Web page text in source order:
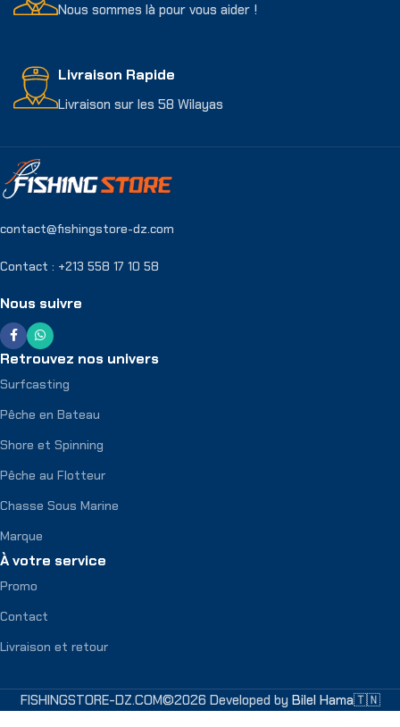
Nous sommes là pour vous aider !
Livraison Rapide
Livraison sur les 58 Wilayas
contact@fishingstore-dz.com
Contact : +213 558 17 10 58
Nous suivre
Retrouvez nos univers
Surfcasting
Pêche en Bateau
Shore et Spinning
Pêche au Flotteur
Chasse Sous Marine
Marque
À votre service
Promo
Contact
Livraison et retour
FISHINGSTORE-DZ.COM©2026 Developed by Bilel Hama🇹🇳